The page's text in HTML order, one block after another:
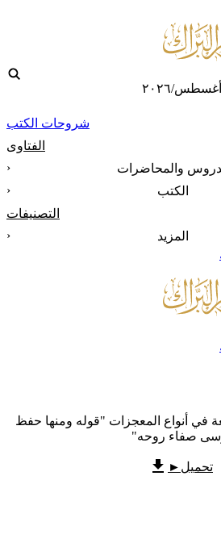
شروحات الكتب
الفتاوى
والمحاضرات
‹
الكتب
‹
التصنيفات
المزيد
‹
في أنواع المعجزات "قوله ومنها حفظ
صفاء روحه"
تحميل ►